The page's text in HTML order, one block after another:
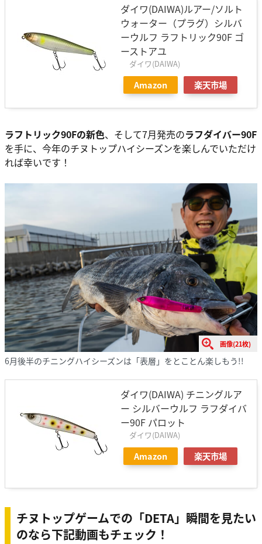
ダイワ(DAIWA)ルアー/ソルト
ウォーター（プラグ）シルバ
ーウルフ ラフトリック90F ゴ
ーストアユ
ダイワ(DAIWA)
Amazon 楽天市場
ラフトリック90Fの新色、そして7月発売のラフダイバー90F
を手に、今年のチヌトップハイシーズンを楽しんでいただけ
れば幸いです！
画像(21枚)
6月後半のチニングハイシーズンは「表層」をとことん楽しもう!!
ダイワ(DAIWA) チニングルア
ー シルバーウルフ ラフダイバ
ー90F パロット
ダイワ(DAIWA)
Amazon 楽天市場
チヌトップゲームでの「DETA」瞬間を見たい
のなら下記動画もチェック！